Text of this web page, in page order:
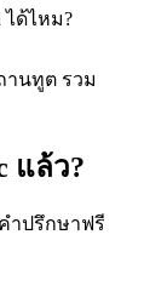
ได้ไหม?
านทูต รวม
แล้ว?
ำปรึกษาฟรี